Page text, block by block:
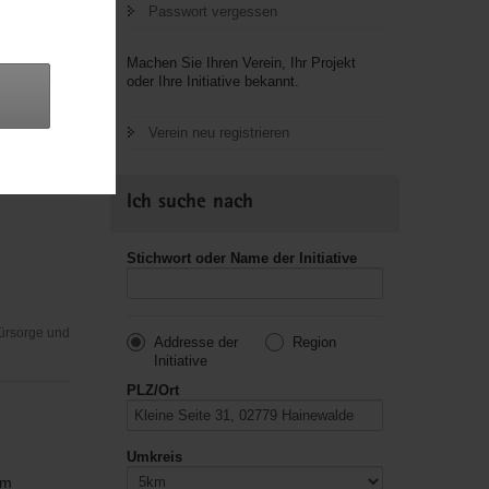
und
Passwort vergessen
Machen Sie Ihren Verein, Ihr Projekt
oder Ihre Initiative bekannt.
Verein neu registrieren
Ich suche nach
Stichwort oder Name der Initiative
Addresse der
Initiative
Region
PLZ/Ort
Umkreis